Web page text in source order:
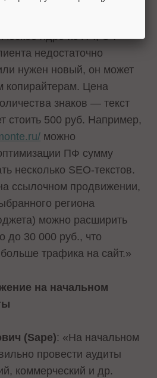
руб./мес.),
ядро из НЧ, СЧ-
недостаточно
нужен новый, он может
копирайтерам. Цена
знаков — текст
стоить 500 руб. Например,
можно
ПФ сумму
несколько SEO-текстов.
ссылочном продвижении,
региона
можно расширить
до 30 000 руб., что
трафика на сайт.»
на начальном
(Sape): «На начальном
провести аудиты
коммерческий и др.